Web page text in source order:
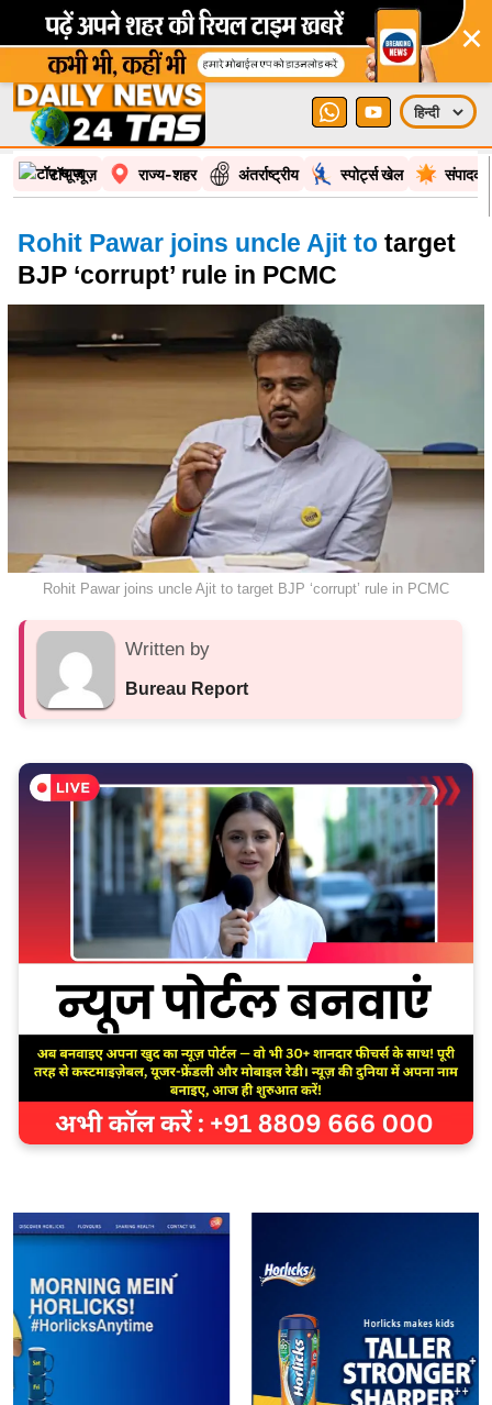
×
टॉप न्यूज़ राज्य-शहर अंतर्राष्ट्रीय स्पोर्ट्स खेल
Rohit Pawar joins uncle Ajit to target
BJP ‘corrupt’ rule in PCMC
Rohit Pawar joins uncle Ajit to target BJP ‘corrupt’ rule in PCMC
Written by
Bureau Report